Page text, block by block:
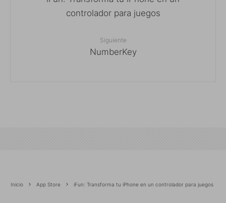
controlador para juegos
Siguiente
NumberKey
Inicio App Store iFun: Transforma tu iPhone en un controlador para juegos